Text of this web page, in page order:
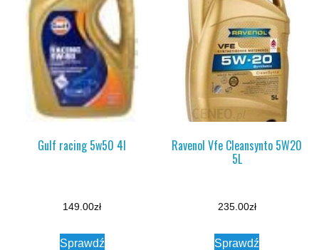
Gulf racing 5w50 4l
149.00zł
Sprawdź
Ravenol Vfe Cleansynto 5W20
5L
235.00zł
Sprawdź